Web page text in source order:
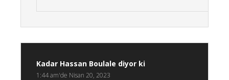
Kadar Hassan Boulale diyor ki
1:44 am'de Nisan 20, 2023